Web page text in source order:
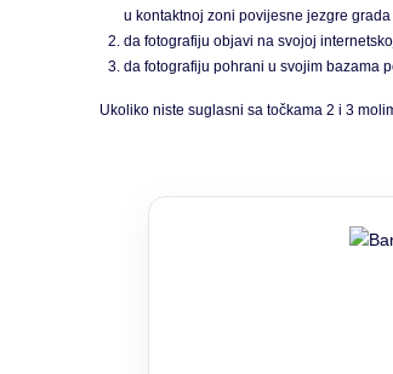
u kontaktnoj zoni povijesne jezgre grada
da fotografiju objavi na svojoj
da fotografiju pohrani u svojim bazama
Ukoliko niste suglasni sa točkama 2 i 3